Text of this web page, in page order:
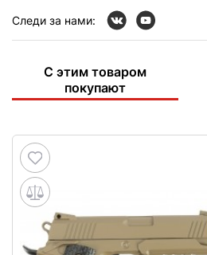
Следи за нами:
С этим товаром
покупают